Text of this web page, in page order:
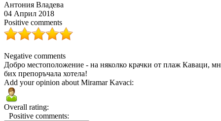
Антония Владева
04 Април 2018
Positive comments
Negative comments
Добро местоположение - на няколко крачки от плаж Каваци,
бих препоръчала хотела!
Add your opinion about Miramar Kavaci:
Overall rating:
Positive comments: